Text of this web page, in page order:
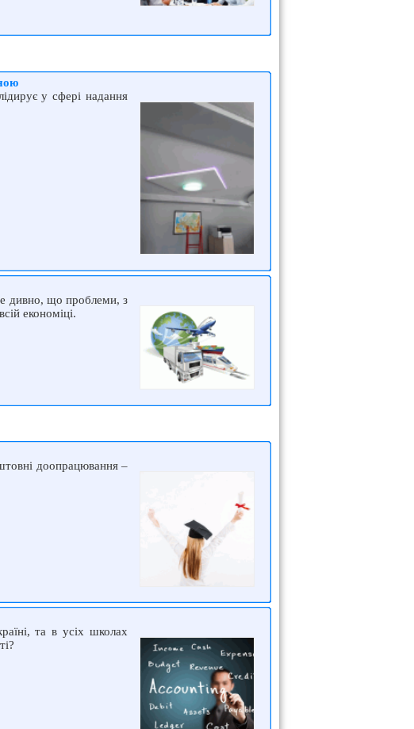
у сфері надання
дивно, що проблеми, з
економіці.
доопрацювання –
та в усіх школах